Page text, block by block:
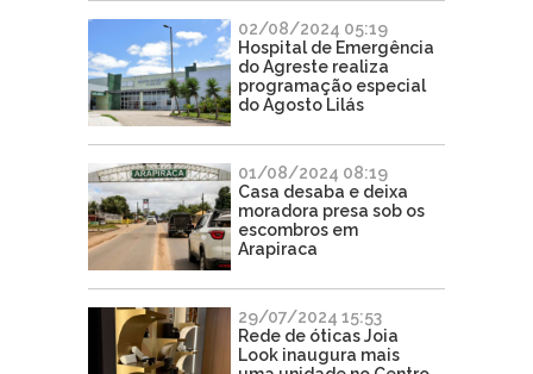
02/08/2024 05:19
Hospital de Emergência
do Agreste realiza
programação especial
do Agosto Lilás
01/08/2024 08:19
Casa desaba e deixa
moradora presa sob os
escombros em
Arapiraca
29/07/2024 15:53
Rede de óticas Joia
Look inaugura mais